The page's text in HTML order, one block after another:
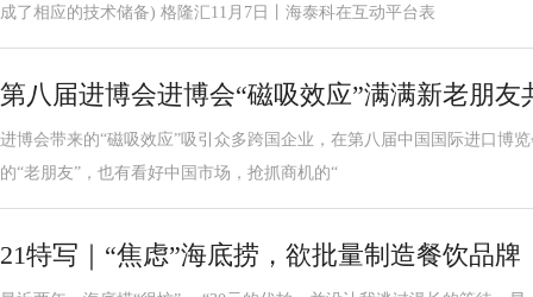
成了相应的技术储备) 格隆汇11月7日丨海泰科在互动平台表
第八届进博会进博会“磁吸效应”满满新老朋友
进博会带来的“磁吸效应”吸引众多跨国企业，在第八届中国国际进口博
的“老朋友”，也有看好中国市场，抢抓商机的“
21特写｜“焦虑”海底捞，欲批量制造餐饮品牌